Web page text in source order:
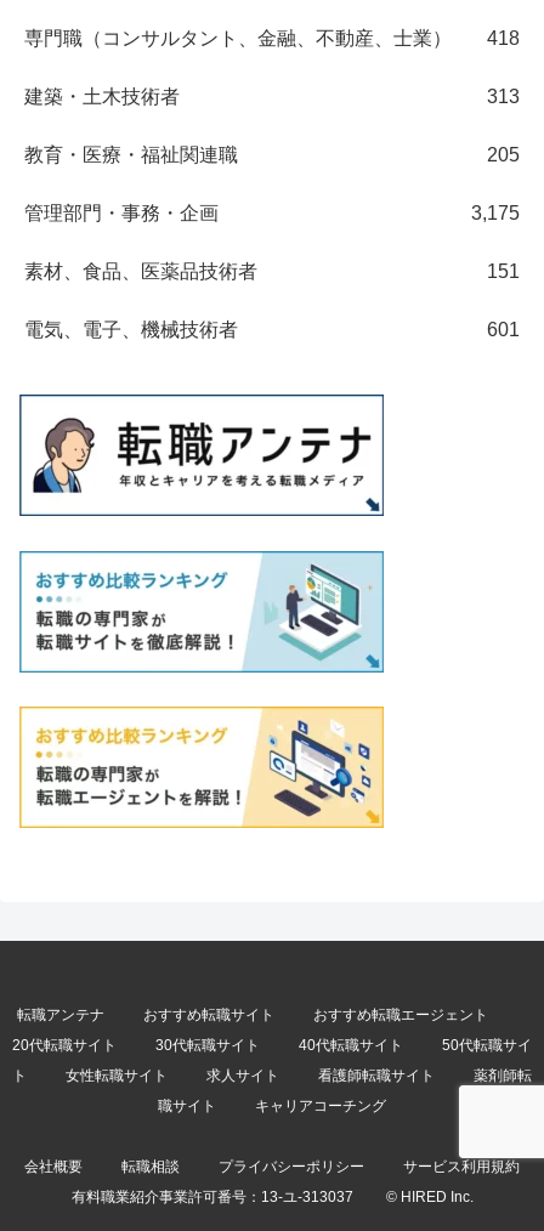
専門職（コンサルタント、金融、不動産、士業） 418
建築・土木技術者 313
教育・医療・福祉関連職 205
管理部門・事務・企画 3,175
素材、食品、医薬品技術者 151
電気、電子、機械技術者 601
転職アンテナ おすすめ転職サイト
おすすめ転職エージェント
20代転職サイト
30代転職サイト 40代転職サイト
50代転職サイ
ト
女性転職サイト 求人サイト 看護師転職サイト
薬剤師転
職サイト
キャリアコーチング
会社概要 転職相談 プライバシーポリシー
サービス利用規約
有料職業紹介事業許可番号： 13-ユ-313037 © HIRED Inc.